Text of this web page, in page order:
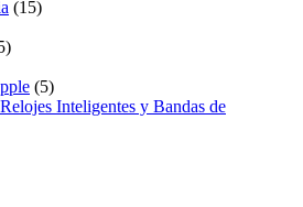
(15)
(5)
Inteligentes y Bandas de